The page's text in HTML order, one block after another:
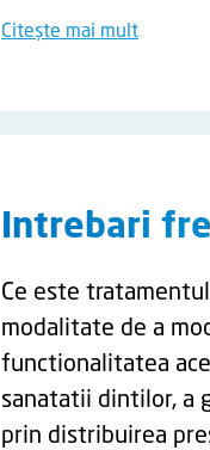
Citește mai mult
Intrebari
Ce este
modalitate de a
functionalitatea
sanatatii dintilor, a
prin distribuirea